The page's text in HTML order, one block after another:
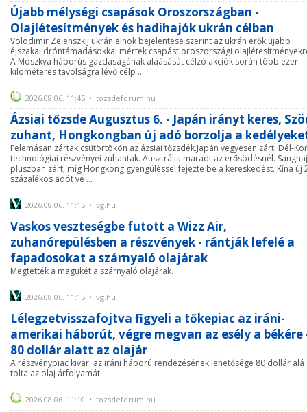
Újabb mélységi csapások Oroszországban -
Olajlétesítmények és hadihajók ukrán célban
Volodimir Zelenszkij ukrán elnök bejelentése szerint az ukrán erők újabb
éjszakai dróntámadásokkal mértek csapást oroszországi
A Moszkva háborús gazdaságának aláásását célzó akciók során több ezer
kilométeres távolságra lévő célp ...
2026.08.06. 11:45 • tozsdeforum.hu
Ázsiai tőzsde Augusztus 6. - Japán irányt keres,
zuhant, Hongkongban új adó borzolja a
Felemásan zártak csütörtökön az ázsiai tőzsdék.Japán vegyesen zárt. Dél-
technológiai részvényei zuhantak. Ausztrália maradt az erősödésnél. Sanghaj
pluszban zárt, míg Hongkong gyengüléssel fejezte be a kereskedést. Kína új
százalékos adót ve ...
2026.08.06. 11:15 • vg.hu
Vaskos veszteségbe futott a Wizz Air,
zuhanórepülésben a részvények - rántják lefelé a
fapadosokat a szárnyaló olajárak
Megtették a magukét a szárnyaló olajárak.
2026.08.06. 11:15 • vg.hu
Lélegzetvisszafojtva figyeli a tőkepiac az iráni-
amerikai háborút, végre megvan az esély a békére
80 dollár alatt az olajár
A részvénypiac kivár; az iráni háború rendezésének lehetősége 80 dollár alá
tolta az olaj árfolyamát.
2026.08.06. 11:10 • tozsdeforum.hu